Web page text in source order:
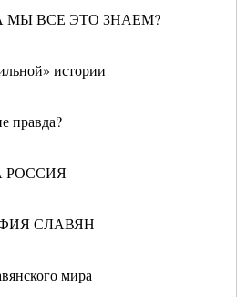
МЫ ВСЕ ЭТО ЗНАЕМ?
истории
правда?
РОССИЯ
СЛАВЯН
мира